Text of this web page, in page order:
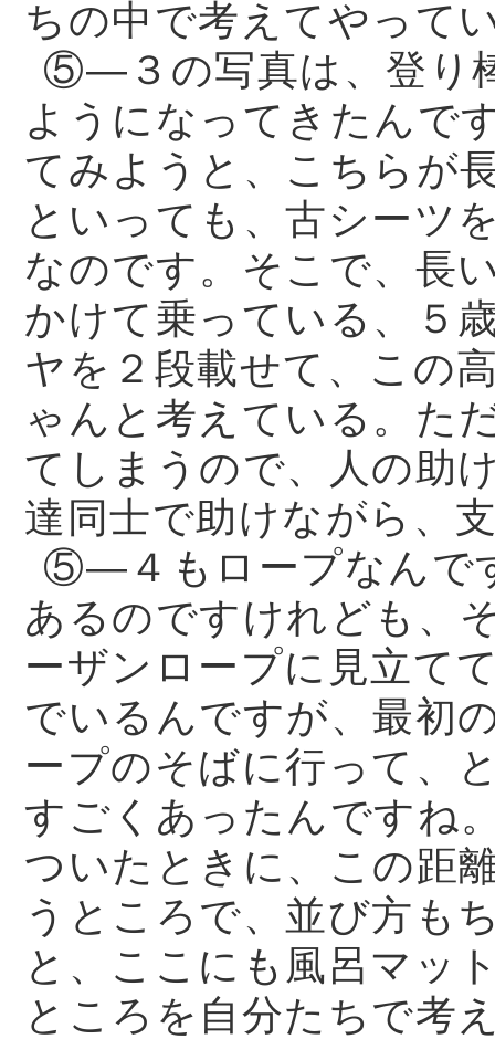
ちの中で考えてやって
⑤—３の写真は、登り
ようになってきたんで
てみようと、こちらが
といっても、古シーツ
なのです。そこで、長
かけて乗っている、５
ヤを２段載せて、この
ゃんと考えている。た
てしまうので、人の助
達同士で助けながら、
⑤—４もロープなんで
あるのですけれども、
ーザンロープに見立て
でいるんですが、最初
ープのそばに行って、
すごくあったんですね
ついたときに、この距
うところで、並び方も
と、ここにも風呂マッ
ところを自分たちで考